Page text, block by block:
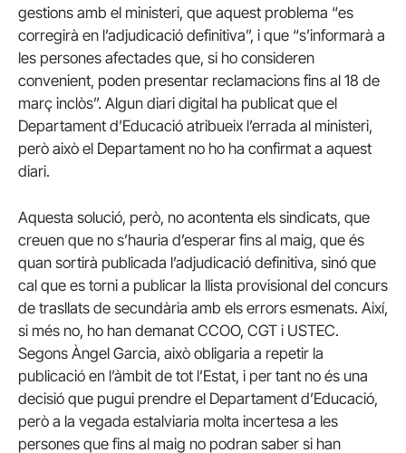
gestions amb el ministeri, que aquest problema “es
corregirà en l’adjudicació definitiva”, i que “s’informarà a
les persones afectades que, si ho consideren
convenient, poden presentar reclamacions fins al 18 de
març inclòs”. Algun diari digital ha publicat que el
Departament d’Educació atribueix l’errada al ministeri,
però això el Departament no ho ha confirmat a aquest
diari.
Aquesta solució, però, no acontenta els sindicats, que
creuen que no s’hauria d’esperar fins al maig, que és
quan sortirà publicada l’adjudicació definitiva, sinó que
cal que es torni a publicar la llista provisional del concurs
de trasllats de secundària amb els errors esmenats. Així,
si més no, ho han demanat CCOO, CGT i USTEC.
Segons Àngel Garcia, això obligaria a repetir la
publicació en l’àmbit de tot l’Estat, i per tant no és una
decisió que pugui prendre el Departament d’Educació,
però a la vegada estalviaria molta incertesa a les
persones que fins al maig no podran saber si han